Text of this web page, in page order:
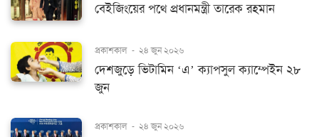
বেইজিংয়ের পথে প্রধানমন্ত্রী তারেক রহমান
প্রকাশকাল - ২৪ জুন ২০২৬
দেশজুড়ে ভিটামিন ‘এ’ ক্যাপসুল ক্যাম্পেইন ২৮
জুন
প্রকাশকাল - ২৪ জুন ২০২৬